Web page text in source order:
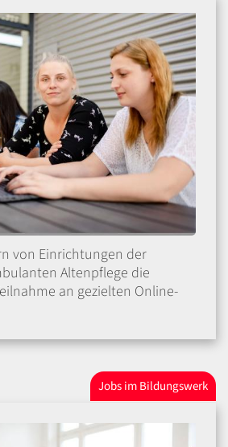
von Einrichtungen der
Altenpflege die
an gezielten Online-
Jobs im Bildungswerk